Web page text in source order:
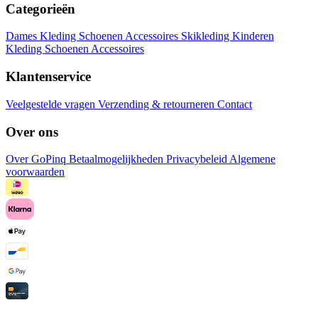
Categorieën
Dames Kleding SchoenenAccessoires Skikleding Kinderen
Kleding SchoenenAccessoires
Klantenservice
Veelgestelde vragen Verzending & retourneren Contact
Over ons
Over GoPinq Betaalmogelijkheden Privacybeleid Algemene
voorwaarden